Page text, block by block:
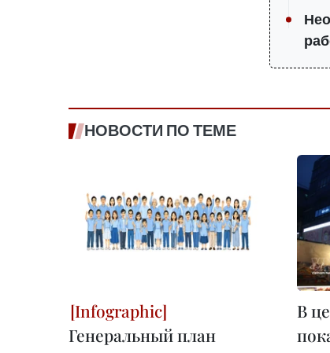
НОВОСТИ ПО ТЕМЕ
Генеральный план
В